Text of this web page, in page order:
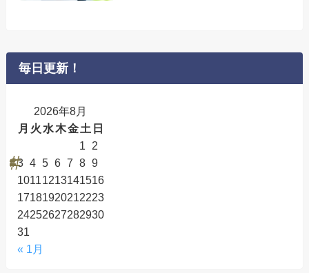
毎日更新！
2026年8月
月 火 水木金土 日
1
2
3 4 5 6 7 8 9
10111213141516
17181920212223
24252627282930
31
« 1月